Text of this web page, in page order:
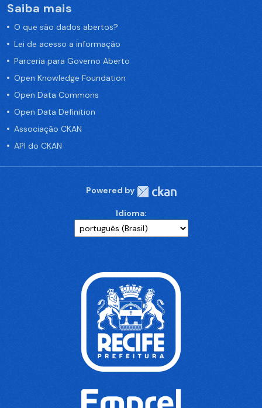
Saiba mais
O que são dados abertos?
Lei de acesso a informação
Parceria para Governo Aberto
Open Knowledge Foundation
Open Data Commons
Open Data Definition
Associação CKAN
API do CKAN
Powered by
Idioma